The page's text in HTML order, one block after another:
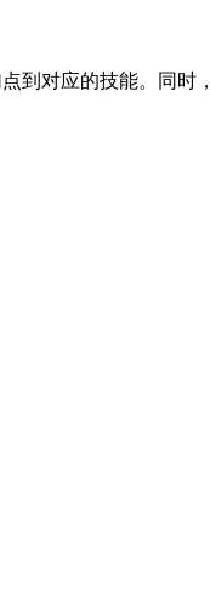
对应的技能。同时